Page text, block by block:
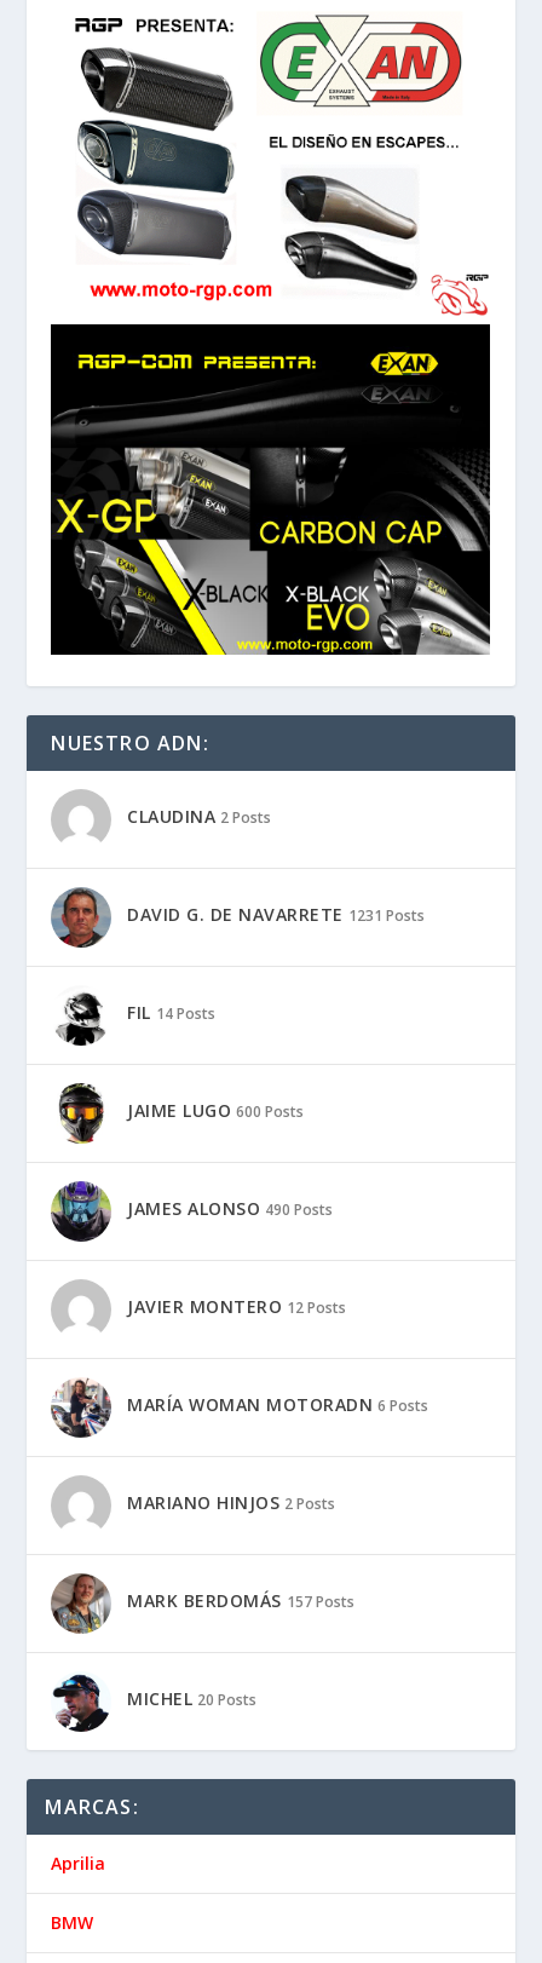
NUESTRO ADN:
CLAUDINA 2 Posts
DAVID G. DE NAVARRETE 1231 Posts
FIL 14 Posts
JAIME LUGO 600 Posts
JAMES ALONSO 490 Posts
JAVIER MONTERO 12 Posts
MARÍA WOMAN MOTORADN 6 Posts
MARIANO HINJOS 2 Posts
MARK BERDOMÁS 157 Posts
MICHEL 20 Posts
MARCAS:
Aprilia
BMW